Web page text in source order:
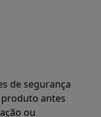
de segurança
antes
ou